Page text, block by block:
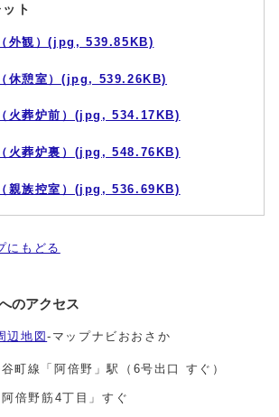
ト
外観）(jpg, 539.85KB)
休憩室）(jpg, 539.26KB)
火葬炉前）(jpg, 534.17KB)
火葬炉裏）(jpg, 548.76KB)
親族控室）(jpg, 536.69KB)
にもどる
のアクセス
辺地図-マップナビおおさか
町線「阿倍野」駅（6号出口 すぐ）
倍野筋4丁目」すぐ